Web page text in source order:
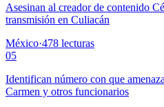
Asesinan al creador de contenido
transmisión en Culiacán
México·478 lecturas
05
Identifican número con que
Carmen y otros funcionarios